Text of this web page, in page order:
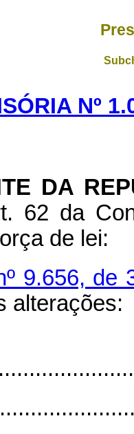
Nº
DA
62 da
de lei:
9.656, de
alterações: